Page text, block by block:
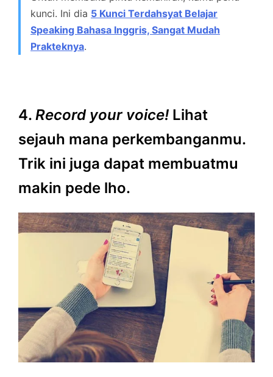
kunci. Ini dia 5 Kunci Terdahsyat Belajar
Speaking Bahasa Inggris, Sangat Mudah
Prakteknya.
4. Record your voice! Lihat
sejauh mana perkembanganmu.
Trik ini juga dapat membuatmu
makin pede lho.